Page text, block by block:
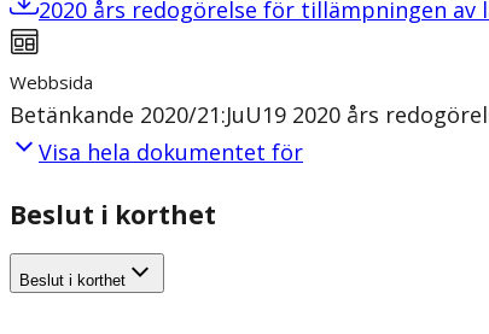
2020 års redogörelse för tillämpningen
Webbsida
Betänkande 2020/21:JuU19 2020 års
Visa hela dokumentet för
Beslut i korthet
Beslut i korthet